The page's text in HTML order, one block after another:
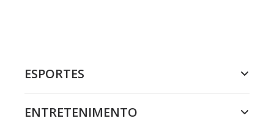
ESPORTES
ENTRETENIMENTO